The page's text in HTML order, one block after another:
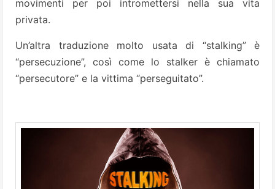
movimenti per poi intromettersi nella sua vita
privata.
Un’altra traduzione molto usata di “stalking” è
“persecuzione”, così come lo stalker è chiamato
“persecutore” e la vittima “perseguitato”.